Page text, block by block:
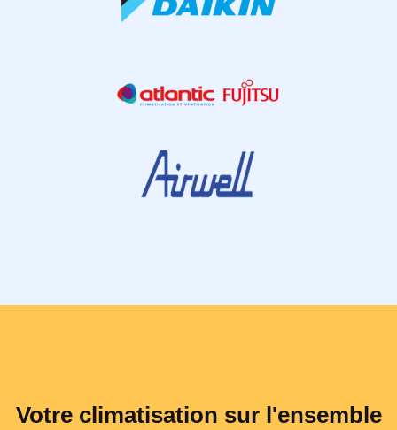
Votre climatisation sur l'ensemble